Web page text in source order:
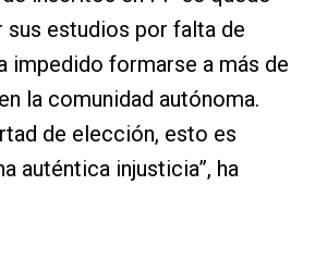
sus estudios por falta de
impedido formarse a más de
la comunidad autónoma.
de elección, esto es
auténtica injusticia”, ha